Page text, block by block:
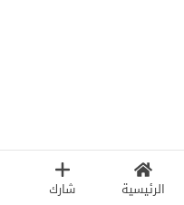
الرئيسية شارك